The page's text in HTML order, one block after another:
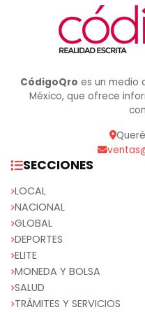
CódigoQro es un medio
México, que ofrece
SECCIONES
LOCAL
NACIONAL
GLOBAL
DEPORTES
ELITE
MONEDA Y BOLSA
SALUD
TRÁMITES Y SERVICIOS